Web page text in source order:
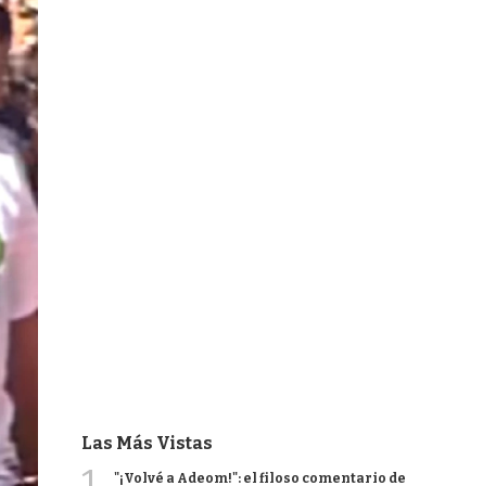
Las Más Vistas
"¡Volvé a Adeom!": el filoso comentario de